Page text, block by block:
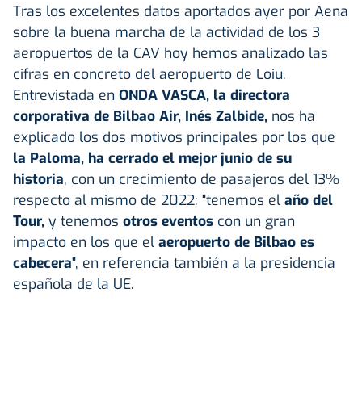
Tras los excelentes datos aportados ayer por Aena
sobre la buena marcha de la actividad de los 3
aeropuertos de la CAV hoy hemos analizado las
cifras en concreto del aeropuerto de Loiu.
Entrevistada en ONDA VASCA, la directora
corporativa de Bilbao Air, Inés Zalbide, nos ha
explicado los dos motivos principales por los que
la Paloma, ha cerrado el mejor junio de su
historia, con un crecimiento de pasajeros del 13%
respecto al mismo de 2022: "tenemos el año del
Tour, y tenemos otros eventos con un gran
impacto en los que el aeropuerto de Bilbao es
cabecera", en referencia también a la presidencia
española de la UE.